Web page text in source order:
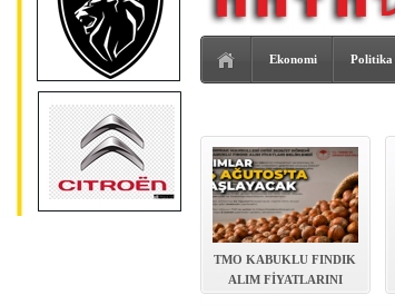
Ekonomi Politika
TMO KABUKLU FINDIK
ALIM FİYATLARINI